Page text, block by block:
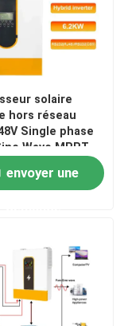
à
solaire
hors réseau
Single phase
Wave MPPT
solaire avec
de batterie au
envoyer une